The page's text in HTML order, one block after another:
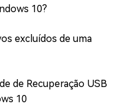
10?
excluídos de uma
de Recuperação USB
10